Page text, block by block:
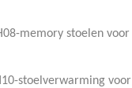
memory stoelen voor
stoelverwarming voor